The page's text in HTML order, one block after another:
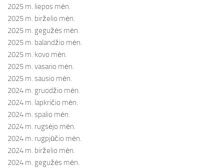
2025 m. liepos mėn.
2025 m. birželio mėn.
2025 m. gegužės mėn.
2025 m. balandžio mėn.
2025 m. kovo mėn.
2025 m. vasario mėn.
2025 m. sausio mėn.
2024 m. gruodžio mėn.
2024 m. lapkričio mėn.
2024 m. spalio mėn.
2024 m. rugsėjo mėn.
2024 m. rugpjūčio mėn.
2024 m. birželio mėn.
2024 m. gegužės mėn.